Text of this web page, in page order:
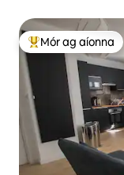
An-mhór ag aíonna
Mór ag aíonna